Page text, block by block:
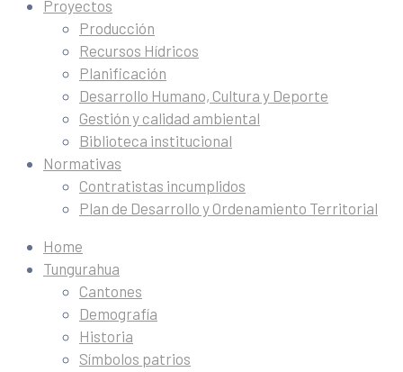
Proyectos
Producción
Recursos Hídricos
Planificación
Desarrollo Humano, Cultura y Deporte
Gestión y calidad ambiental
Biblioteca institucional
Normativas
Contratistas incumplidos
Plan de Desarrollo y Ordenamiento Territorial
Home
Tungurahua
Cantones
Demografía
Historia
Símbolos patrios